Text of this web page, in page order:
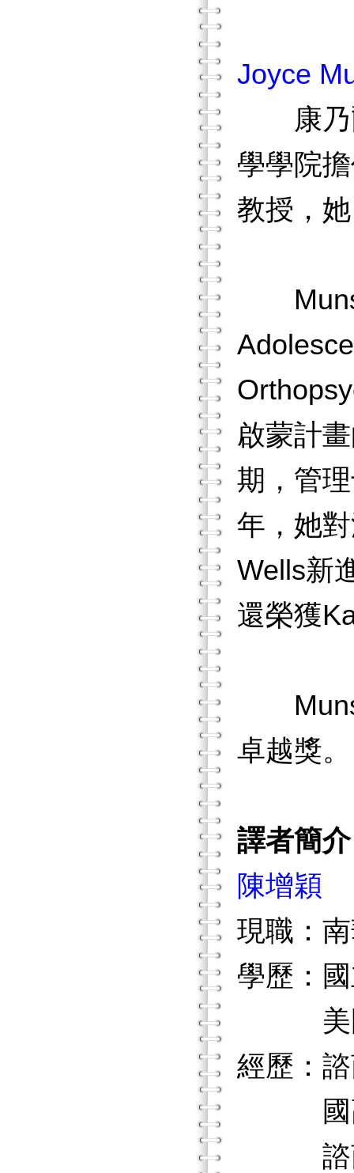
Joyce
康乃爾
學學院
教授，
啟蒙計
期，管
年，她
Wells新
還榮獲
卓越獎。
譯者簡介
陳增穎
現職：
學歷：
美國
經歷：
國高
諮商